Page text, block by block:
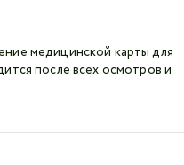
медицинской карты для
после всех осмотров и